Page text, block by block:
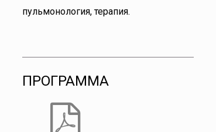
пульмонология, терапия.
ПРОГРАММА